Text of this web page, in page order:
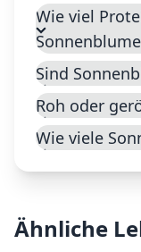
Wie viel
Sind
Roh oder
Wie viele
Ähnliche